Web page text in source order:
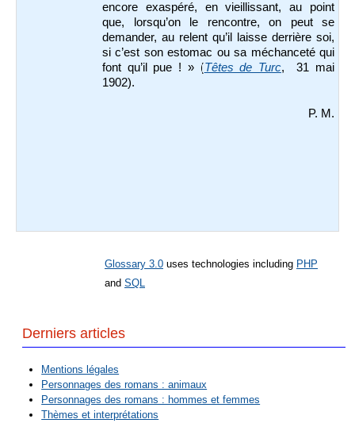
encore exaspéré, en vieillissant, au point
que, lorsqu’on le rencontre, on peut se
demander, au relent qu’il laisse derrière soi,
si c’est son estomac ou sa méchanceté qui
font qu’il pue ! » (Têtes de Turc, 31 mai
1902).
P. M.
Glossary 3.0 uses technologies including PHP
and SQL
Derniers articles
Mentions légales
Personnages des romans : animaux
Personnages des romans : hommes et femmes
Thèmes et interprétations